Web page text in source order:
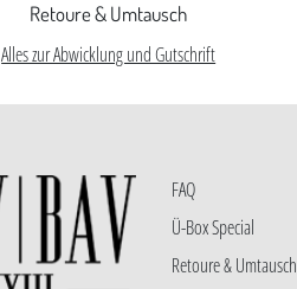
Retoure & Umtausch
Alles zur Abwicklung und Gutschrift
FAQ
Ü-Box Special
Retoure & Umtausch